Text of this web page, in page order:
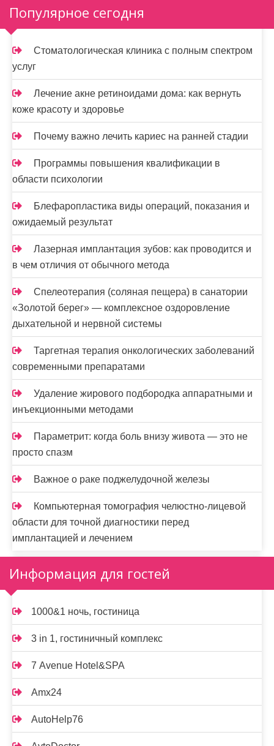
Популярное сегодня
Стоматологическая клиника с полным спектром
услуг
Лечение акне ретиноидами дома: как вернуть
коже красоту и здоровье
Почему важно лечить кариес на ранней стадии
Программы повышения квалификации в
области психологии
Блефаропластика виды операций, показания и
ожидаемый результат
Лазерная имплантация зубов: как проводится и
в чем отличия от обычного метода
Спелеотерапия (соляная пещера) в санатории
«Золотой берег» — комплексное оздоровление
дыхательной и нервной системы
Таргетная терапия онкологических заболеваний
современными препаратами
Удаление жирового подбородка аппаратными и
инъекционными методами
Параметрит: когда боль внизу живота — это не
просто спазм
Важное о раке поджелудочной железы
Компьютерная томография челюстно-лицевой
области для точной диагностики перед
имплантацией и лечением
Информация для гостей
1000&1 ночь, гостиница
3 in 1, гостиничный комплекс
7 Avenue Hotel&SPA
Amx24
AutoHelp76